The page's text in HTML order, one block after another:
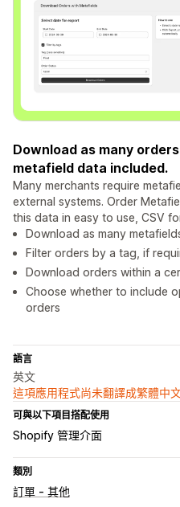
Download as many
metafield data included.
Many merchants require
external systems. Order
this data in easy to use, CSV
Download as many
Filter orders by a tag, if
Download orders within a
Choose whether to include
orders
語言
英文
這項應用程式尚未翻譯成繁體中
可與以下項目搭配使用
Shopify 管理介面
類別
訂單 - 其他